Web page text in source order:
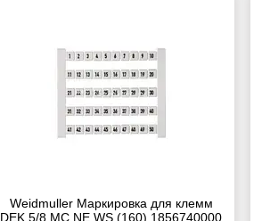
Weidmuller Маркировка для клемм
DEK 5/8 MC NE WS (160) 1856740000